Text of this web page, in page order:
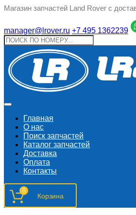
Магазин запчастей Land Rover с
manager@lrover.ru +7 495 1362239
Главная
О нас
Поиск запчастeй
Каталог запчастей
Доставка
Оплата
Контакты
0